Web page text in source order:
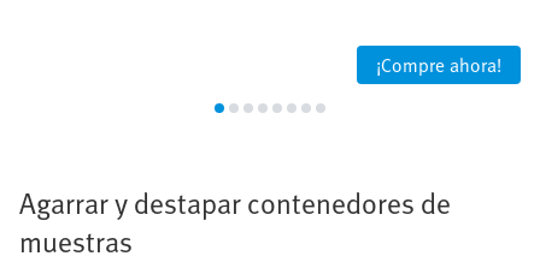
¡Compre ahora!
Agarrar y destapar contenedores de
muestras